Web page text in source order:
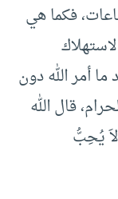
فكما هي
ما أمر الله دون
قال الله
لاَ يُحِبُّ